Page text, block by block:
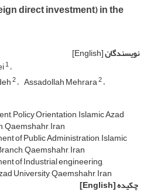
direct investment) in the
نویسندگان[English]
1
2 Assadollah Mehrara2
Policy Orientation, Islamic Azad
Qaemshahr, Iran
of Public Administration, Islamic
Qaemshahr, Iran
of Industrial engineering,
University, Qaemshahr, Iran
چکیده[English]